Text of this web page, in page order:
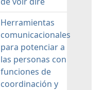
Herramientas
comunicacionales
para potenciar a
las personas con
funciones de
coordinación y